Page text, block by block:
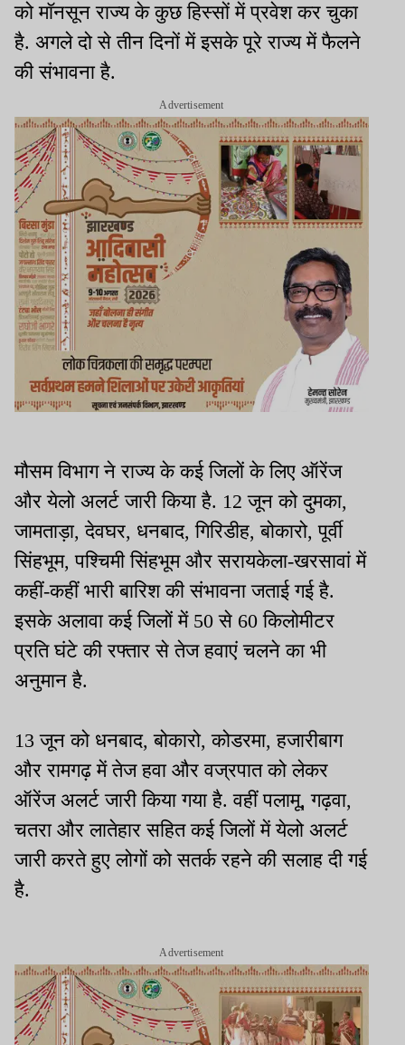
को मॉनसून राज्य के कुछ हिस्सों में प्रवेश कर चुका
है. अगले दो से तीन दिनों में इसके पूरे राज्य में फैलने
की संभावना है.
Advertisement
मौसम विभाग ने राज्य के कई जिलों के लिए ऑरेंज
और येलो अलर्ट जारी किया है. 12 जून को दुमका,
जामताड़ा, देवघर, धनबाद, गिरिडीह, बोकारो, पूर्वी
सिंहभूम, पश्चिमी सिंहभूम और सरायकेला-खरसावां में
कहीं-कहीं भारी बारिश की संभावना जताई गई है.
इसके अलावा कई जिलों में 50 से 60 किलोमीटर
प्रति घंटे की रफ्तार से तेज हवाएं चलने का भी
अनुमान है.
13 जून को धनबाद, बोकारो, कोडरमा, हजारीबाग
और रामगढ़ में तेज हवा और वज्रपात को लेकर
ऑरेंज अलर्ट जारी किया गया है. वहीं पलामू, गढ़वा,
चतरा और लातेहार सहित कई जिलों में येलो अलर्ट
जारी करते हुए लोगों को सतर्क रहने की सलाह दी गई
है.
Advertisement